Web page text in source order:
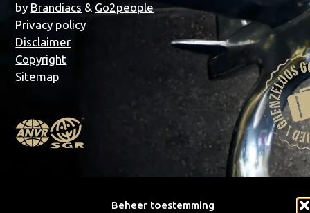
Beheer toestemming
by Brandiacs & Go2people
Privacy policy
Disclaimer
Copyright
Sitemap